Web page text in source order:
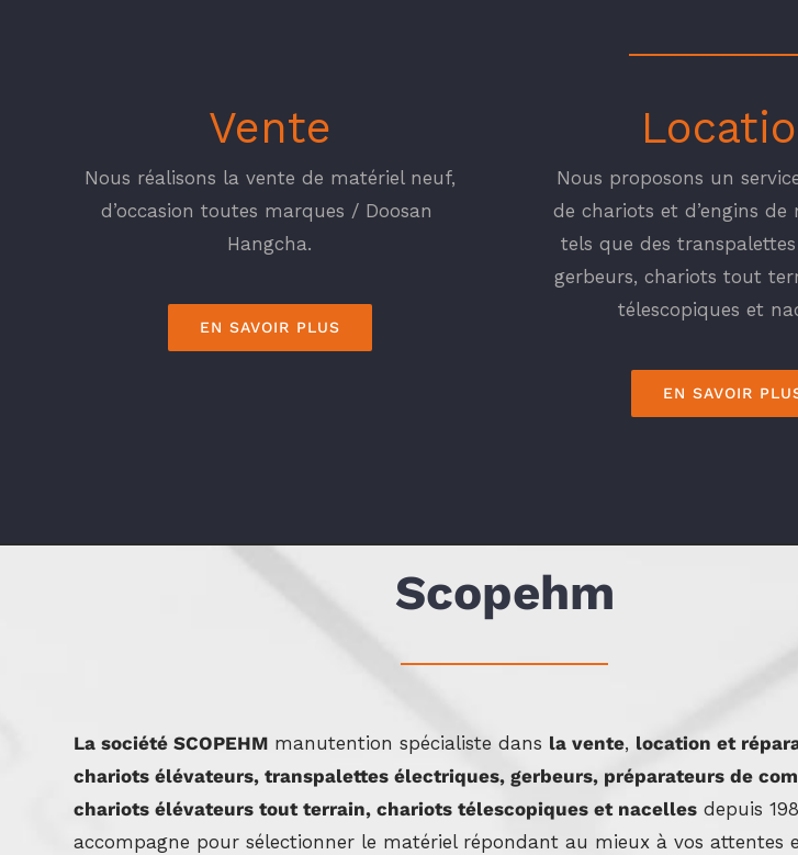
Vente
Nous réalisons la vente de matériel neuf,
d’occasion toutes marques / Doosan
Hangcha.
EN SAVOIR PLUS
Nous proposons un
de chariots et d’engins
tels que des
gerbeurs, chariots tout
télescopiques et
EN SAVOIR
Scopehm
La société SCOPEHM manutention spécialiste dans la vente, location et
chariots élévateurs, transpalettes électriques, gerbeurs, préparateurs de
chariots élévateurs tout terrain, chariots télescopiques et nacelles depuis
accompagne pour sélectionner le matériel répondant au mieux à vos attentes